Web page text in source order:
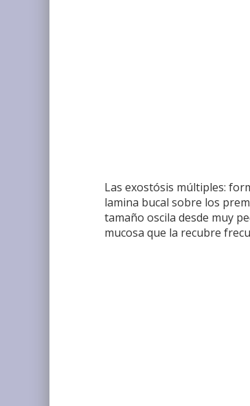
Las exostósis múltiples:
lamina bucal sobre los
tamaño oscila desde muy
mucosa que la recubre